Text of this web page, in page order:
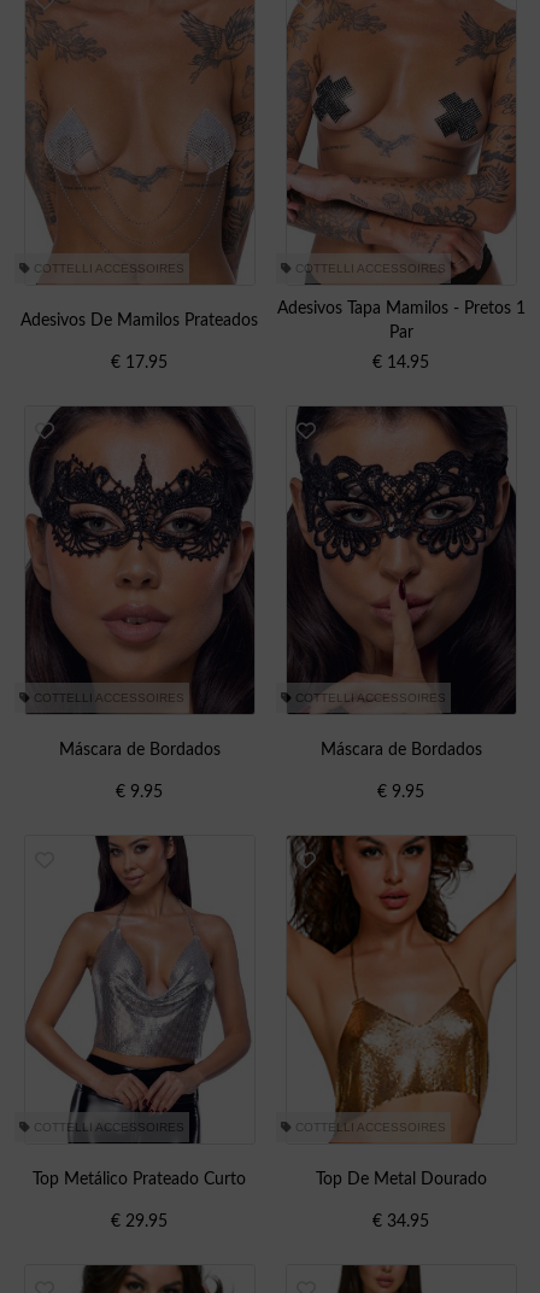
COTTELLI ACCESSOIRES
Adesivos De Mamilos Prateados
€ 17.95
COTTELLI ACCESSOIRES
Adesivos Tapa Mamilos - Pretos 1
Par
€ 14.95
COTTELLI ACCESSOIRES
Máscara de Bordados
€ 9.95
COTTELLI ACCESSOIRES
Máscara de Bordados
€ 9.95
COTTELLI ACCESSOIRES
Top Metálico Prateado Curto
€ 29.95
COTTELLI ACCESSOIRES
Top De Metal Dourado
€ 34.95